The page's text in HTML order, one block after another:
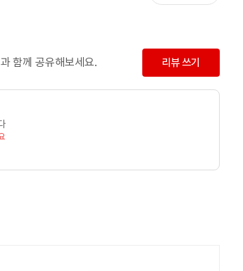
간-컴퓨터 커뮤니케이션을 연구하고 있다. 주
영향에 대한 것이다. 동 대학교
, 야후와 노키아 연구팀을 거쳐 현재 CHIMe
Lab)에 소속되어 있다.
함께 공유해보세요. 리뷰 쓰기